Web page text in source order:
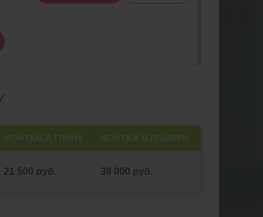
МОНТАЖ В ГЛИНУ МОНТАЖ В ПЛЫВУН
21 500 руб. 39 000 руб.